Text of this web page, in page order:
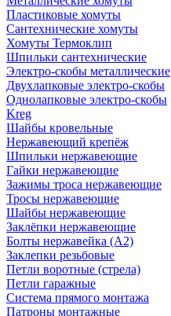
Пластиковые хомуты
Сантехнические хомуты
Хомуты Термоклип
Шпильки сантехнические
Электро-скобы металлические
Двухлапковые электро-скобы
Однолапковые электро-скобы
Kreg
Шайбы кровельные
Нержавеющий крепёж
Шпильки нержавеющие
Гайки нержавеющие
Зажимы троса нержавеющие
Тросы нержавеющие
Шайбы нержавеющие
Заклёпки нержавеющие
Болты нержавейка (А2)
Заклепки резьбовые
Петли воротные (стрела)
Петли гаражные
Система прямого монтажа
Патроны монтажные